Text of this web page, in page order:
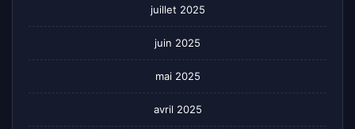
juillet 2025
juin 2025
mai 2025
avril 2025